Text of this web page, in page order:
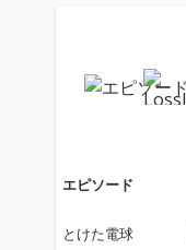
エピソード
とけた電球